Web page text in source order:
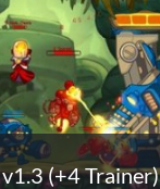
(+4 Trainer)